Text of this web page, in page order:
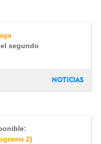
segundo
NOTICIAS
2)